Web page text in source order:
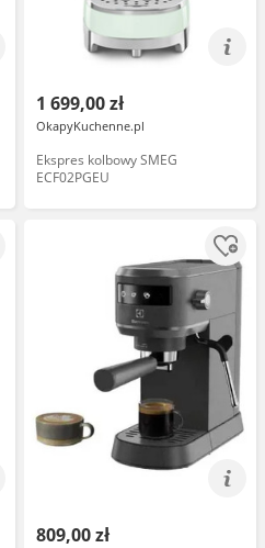
1 699,00 zł
OkapyKuchenne.pl
Ekspres kolbowy SMEG
ECF02PGEU
809,00 zł